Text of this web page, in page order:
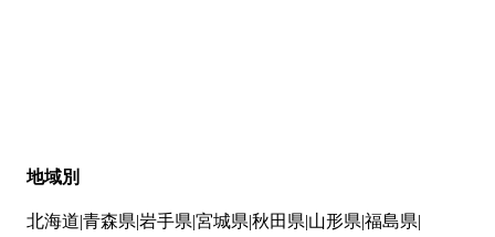
地域別
北海道 青森県 岩手県 宮城県 秋田県 山形県 福島県